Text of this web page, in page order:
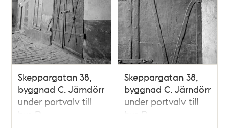
Skeppargatan 38,
byggnad C. Järndörr
under portvalv till
hus D
Skeppargatan 38,
byggnad C. Järndörr
under portvalv till
hus D